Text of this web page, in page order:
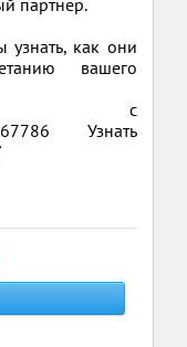
партнер.
узнать, как они
вашего
с
Узнать